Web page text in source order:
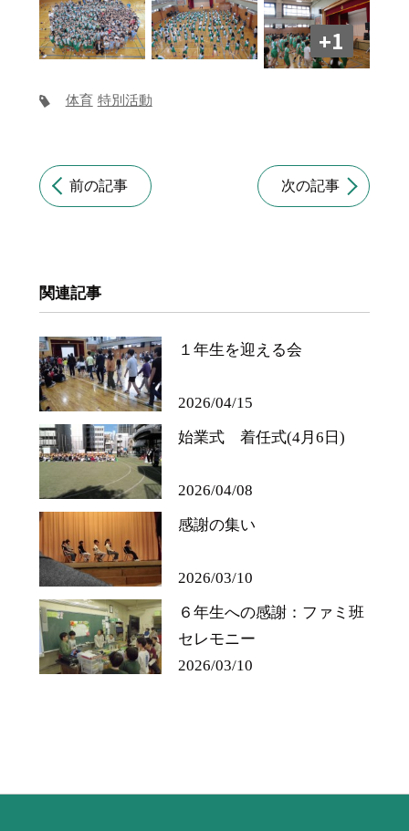
+1
体育 特別活動
前の記事 次の記事
関連記事
１年生を迎える会
2026/04/15
始業式 着任式(4月6日)
2026/04/08
感謝の集い
2026/03/10
６年生への感謝：ファミ班
セレモニー
2026/03/10